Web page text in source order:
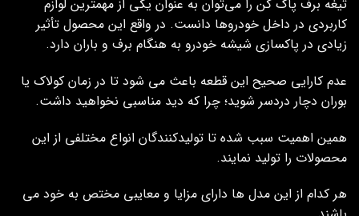
تیغه برف پاک کن را می‌توان به عنوان یکی از مهمترین لوازم
کاربردی در داخل خودروها دانست. در واقع این محصول تأثیر
زیادی در پاکسازی شیشه خودرو به هنگام برف و باران دارد.
عدم کارایی صحیح این قطعه باعث می شود تا در زمان کولاک یا
بوران دچار دردسر شوید؛ چرا که دید مناسبی نخواهید داشت.
همین اهمیت سبب شده تا تولیدکنندگان انواع مختلفی از این
محصولات را تولید نمایند.
هر کدام از این مدل ها دارای مزایا و معایبی مختص به خود می